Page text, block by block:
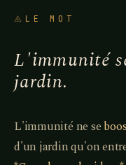
LE MOT
L'immunité
jardin.
L'immunité ne se
d'un jardin qu'on